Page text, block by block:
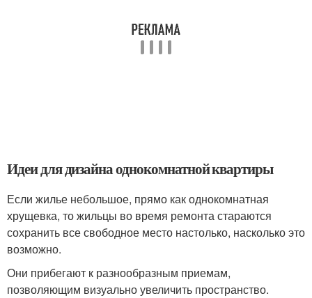
Идеи для дизайна однокомнатной квартиры
Если жилье небольшое, прямо как однокомнатная
хрущевка, то жильцы во время ремонта стараются
сохранить все свободное место настолько, насколько это
возможно.
Они прибегают к разнообразным приемам,
позволяющим визуально увеличить пространство.